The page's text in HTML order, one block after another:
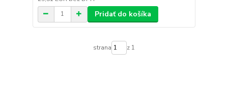
Pridať do košíka
strana z 1